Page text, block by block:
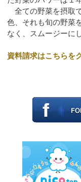
全ての野菜を摂取
色、それも旬の野菜
なく、スムージーに
資料請求はこちらを